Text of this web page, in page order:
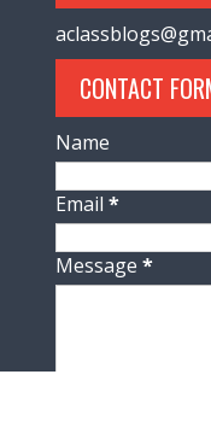
CONTACT
Name
Email*
Message*